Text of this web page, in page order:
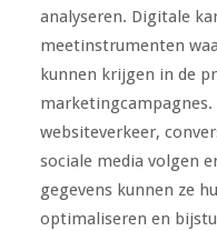
analyseren. Digitale
meetinstrumenten
kunnen krijgen in de
websiteverkeer,
sociale media volgen
gegevens kunnen ze
optimaliseren en